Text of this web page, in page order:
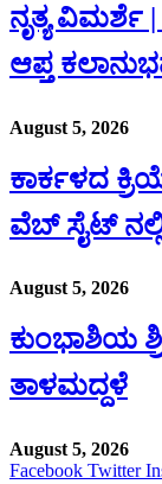
ನೃತ್ಯ
ಆಪ್ತ
August 5, 2026
ಕಾರ್ಕಳದ
ವೆಬ್ ಸೈಟ್
August 5, 2026
ಕುಂಭಾಶಿಯ
ತಾಳಮದ್ದಳೆ
August 5, 2026
Facebook Twitter